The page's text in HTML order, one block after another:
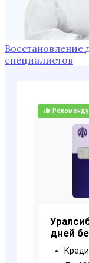
Восстановление
специалистов